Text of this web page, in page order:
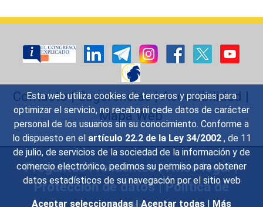
Esta web utiliza cookies de terceros y propias para
optimizar el servicio, no recaba ni cede datos de carácter
personal de los usuarios sin su conocimiento. Conforme a
lo dispuesto en el artículo 22.2 de la Ley 34/2002 , de 11
de julio, de servicios de la sociedad de la información y de
comercio electrónico, pedimos su permiso para obtener
datos estadísticos de su navegación por el sitio web
Aceptar seleccionadas | Aceptar todas | Más
Contacto|Sugerencias|Accesibilidad |
Mapa Web
Preguntas Frecuentes|Aviso legal|
Protección de datos|Política de